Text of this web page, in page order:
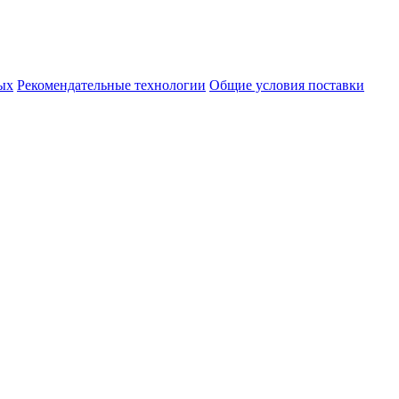
Рекомендательные технологии Общие условия поставки